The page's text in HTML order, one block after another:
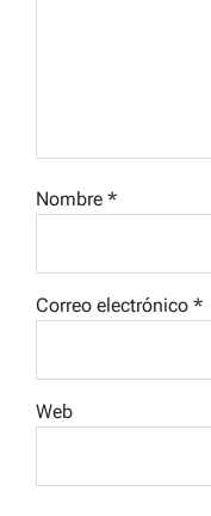
Nombre *
Correo electrónico *
Web